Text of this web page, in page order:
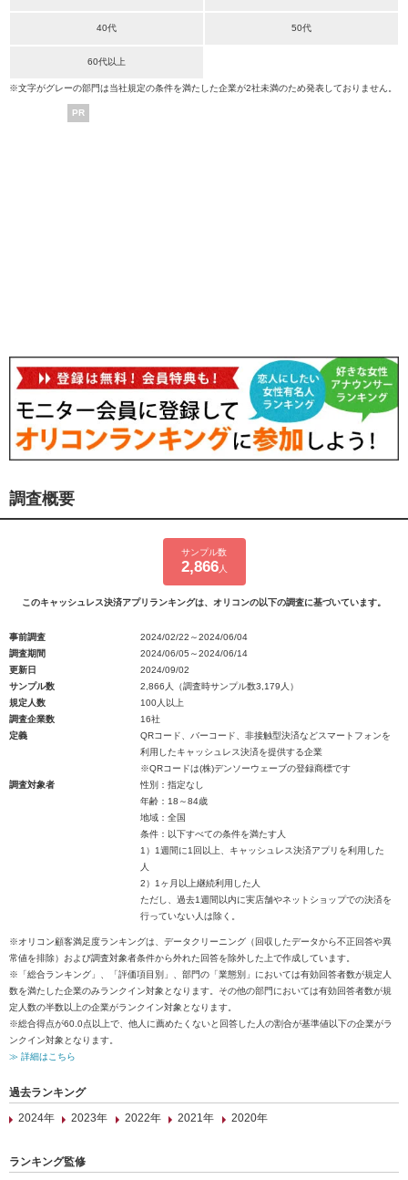
40代 50代
60代以上
※文字がグレーの部門は当社規定の条件を満たした企業が2社未満のため発表しておりません。
PR
調査概要
サンプル数
2,866人
このキャッシュレス決済アプリランキングは、オリコンの以下の調査に基づいています。
事前調査
2024/02/22～2024/06/04
調査期間
2024/06/05～2024/06/14
更新日
2024/09/02
サンプル数
2,866人（調査時サンプル数3,179人）
規定人数
100人以上
調査企業数
16社
定義
QRコード、バーコード、非接触型決済などスマートフォンを
利用したキャッシュレス決済を提供する企業
※QRコードは(株)デンソーウェーブの登録商標です
調査対象者
性別：指定なし
年齢：18～84歳
地域：全国
条件：以下すべての条件を満たす人
1）1週間に1回以上、キャッシュレス決済アプリを利用した
人
2）1ヶ月以上継続利用した人
ただし、過去1週間以内に実店舗やネットショップでの決済を
行っていない人は除く。
※オリコン顧客満足度ランキングは、データクリーニング（回収したデータから不正回答や異
常値を排除）および調査対象者条件から外れた回答を除外した上で作成しています。
※「総合ランキング」、「評価項目別」、部門の「業態別」においては有効回答者数が規定人
数を満たした企業のみランクイン対象となります。その他の部門においては有効回答者数が規
定人数の半数以上の企業がランクイン対象となります。
※総合得点が60.0点以上で、他人に薦めたくないと回答した人の割合が基準値以下の企業がラ
ンクイン対象となります。
≫ 詳細はこちら
過去ランキング
2024年
2023年 2022年 2021年 2020年
ランキング監修